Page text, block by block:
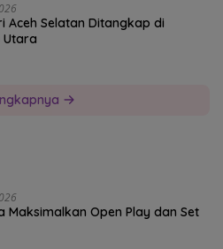
Aceh Selatan Ditangkap di
Utara
Maksimalkan Open Play dan Set